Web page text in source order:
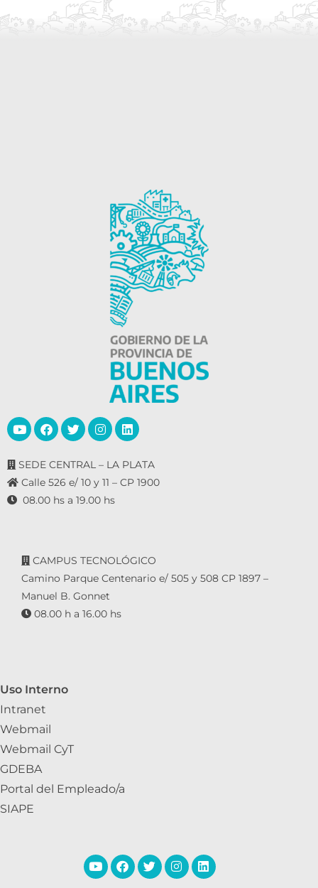
SEDE CENTRAL – LA PLATA
Calle 526 e/ 10 y 11 – CP 1900
08.00 hs a 19.00 hs
CAMPUS TECNOLÓGICO
Camino Parque Centenario e/ 505 y 508 CP 1897 –
Manuel B. Gonnet
08.00 h a 16.00 hs
Uso Interno
Intranet
Webmail
Webmail CyT
GDEBA
Portal del Empleado/a
SIAPE